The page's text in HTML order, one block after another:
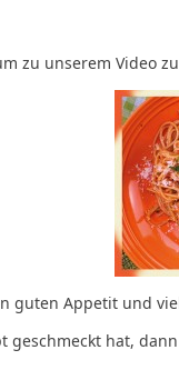
zu unserem Video
guten Appetit und
geschmeckt hat,